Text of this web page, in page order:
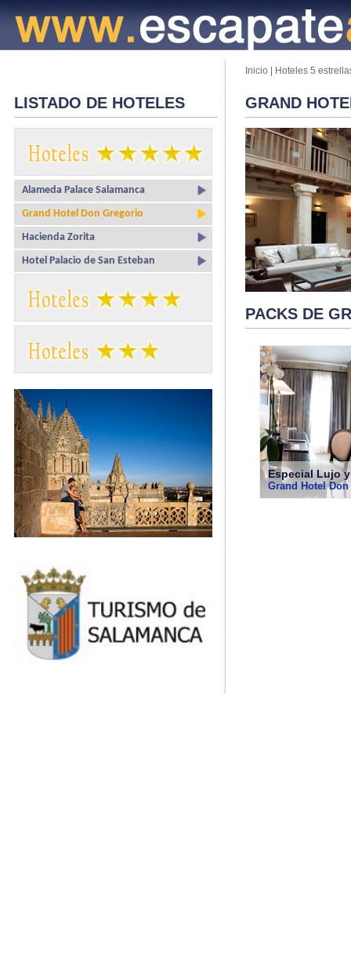
LISTADO DE HOTELES
Alameda Palace Salamanca
Grand Hotel Don Gregorio
Hacienda Zorita
Hotel Palacio de San Esteban
Inicio Hoteles 5
GRAND
PACKS DE
Especial Lujo
Grand Hotel